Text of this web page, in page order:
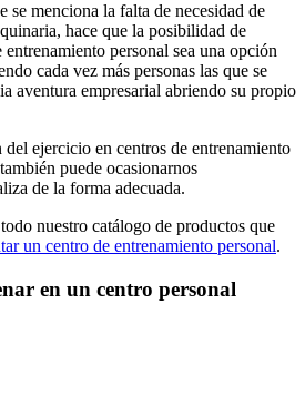
se menciona la falta de necesidad de
hace que la posibilidad de
personal sea una opción
cada vez más personas las que se
aventura empresarial abriendo su propio
ejercicio en centros de entrenamiento
puede ocasionarnos
de la forma adecuada.
nuestro catálogo de productos que
un centro de entrenamiento personal.
en un centro personal